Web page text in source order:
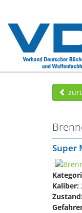
Super
Kaliber:
Zustand: